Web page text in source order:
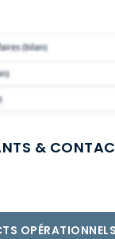
&
OPÉRATIONNELS